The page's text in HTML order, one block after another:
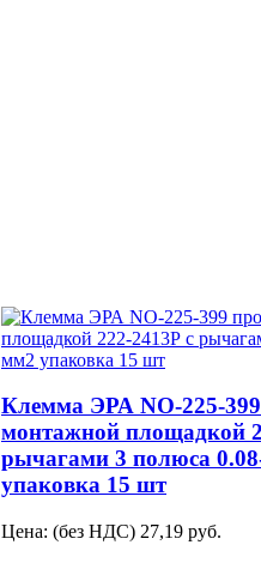
Клемма ЭРА NO-225-399
монтажной площадкой
рычагами 3 полюса
упаковка 15 шт
Цена: (без НДС) 27,19 руб.